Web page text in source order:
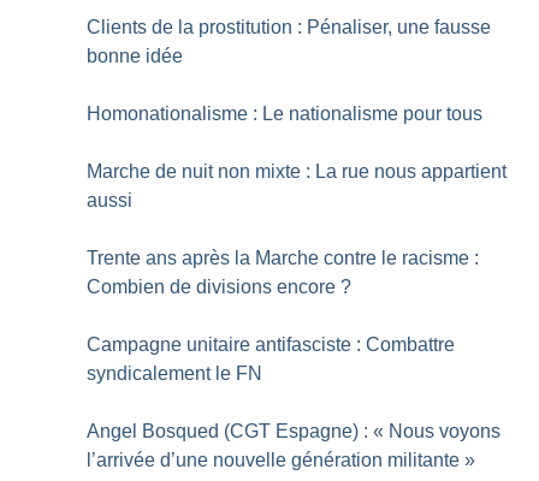
Clients de la prostitution : Pénaliser, une fausse
bonne idée
Homonationalisme : Le nationalisme pour tous
Marche de nuit non mixte : La rue nous appartient
aussi
Trente ans après la Marche contre le racisme :
Combien de divisions encore ?
Campagne unitaire antifasciste : Combattre
syndicalement le FN
Angel Bosqued (CGT Espagne) : « Nous voyons
l’arrivée d’une nouvelle génération militante »